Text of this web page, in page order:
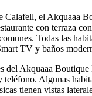
Calafell, el Akquaaa
con terraza
Todas las
TV y baños
del Akquaaa
Algunas
tienen vistas